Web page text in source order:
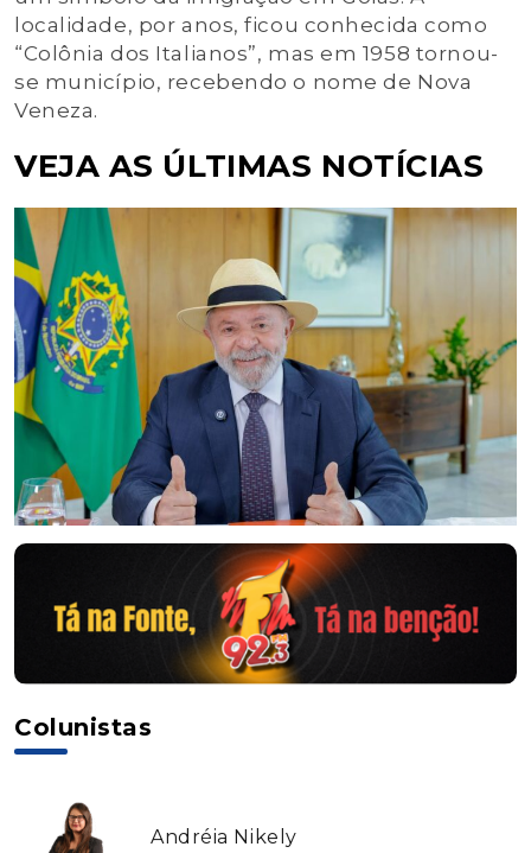
localidade, por anos, ficou conhecida como
“Colônia dos Italianos”, mas em 1958 tornou-
se município, recebendo o nome de Nova
Veneza.
VEJA AS ÚLTIMAS NOTÍCIAS
Colunistas
Andréia Nikely